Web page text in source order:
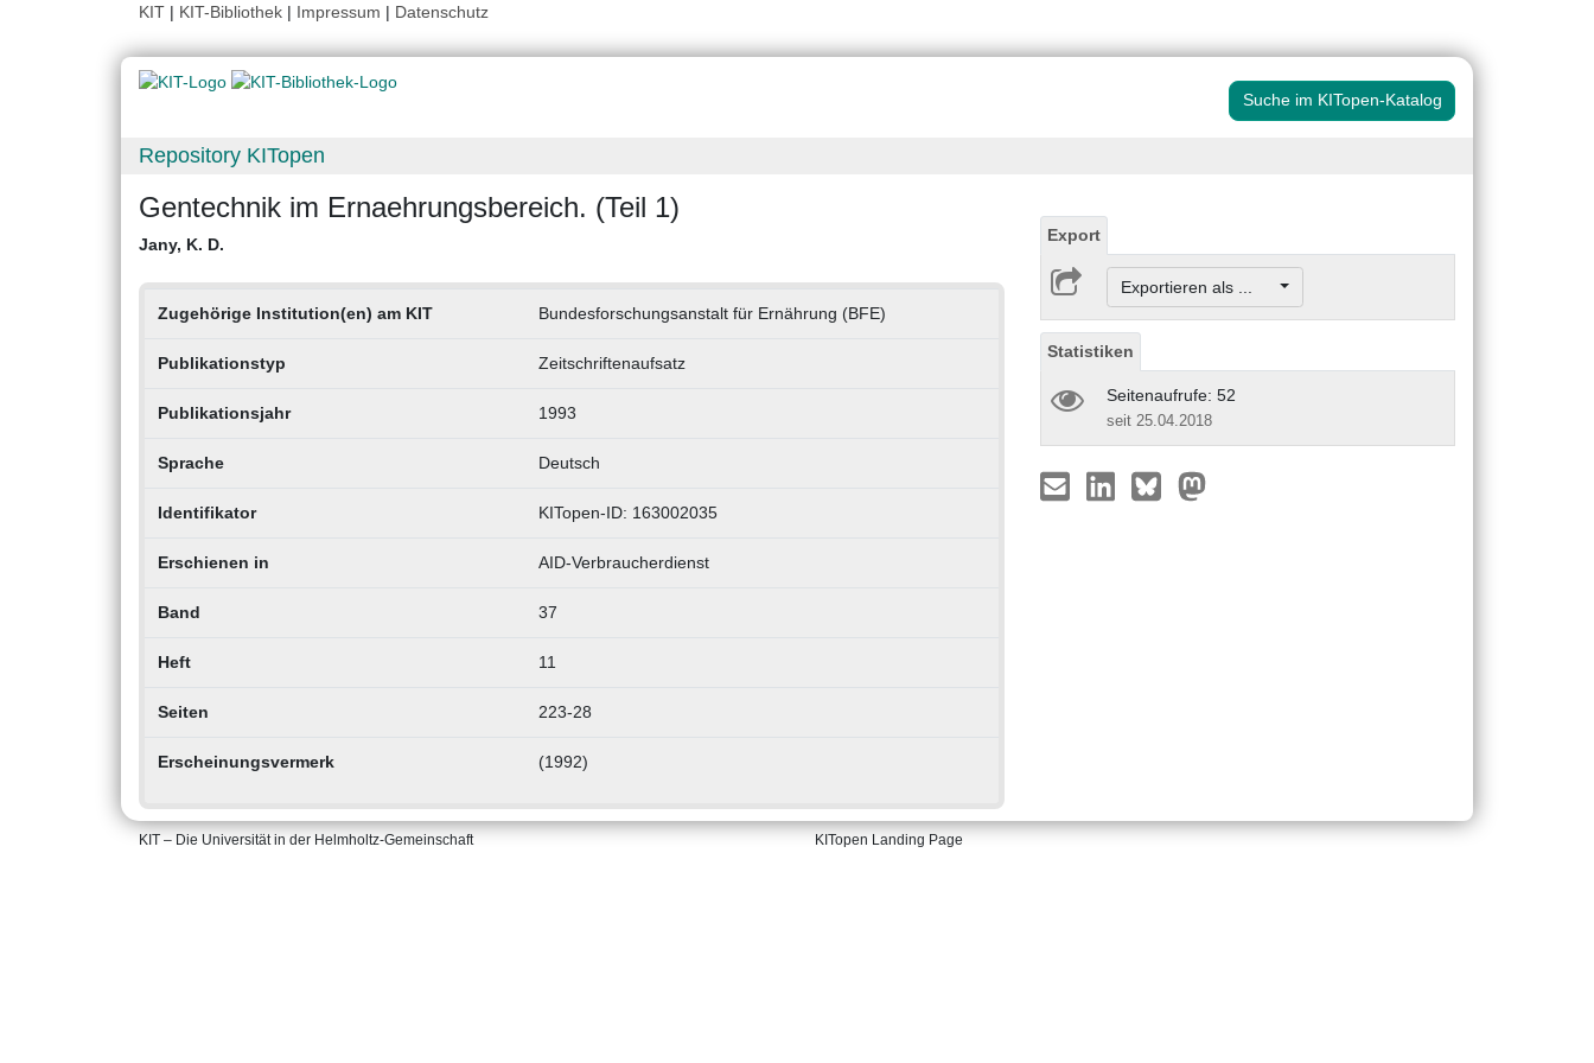
KIT | KIT-Bibliothek | Impressum | Datenschutz
Suche im KITopen-Katalog
Repository KITopen
Gentechnik im Ernaehrungsbereich. (Teil 1)
Jany, K. D.
Zugehörige Institution(en) am KIT Bundesforschungsanstalt für Ernährung (BFE)
Publikationstyp Zeitschriftenaufsatz
Publikationsjahr 1993
Sprache Deutsch
Identifikator KITopen-ID: 163002035
Erschienen in AID-Verbraucherdienst
Band 37
Heft 11
Seiten 223-28
Erscheinungsvermerk (1992)
Export
Exportieren als ...
Statistiken
Seitenaufrufe: 52
seit 25.04.2018
KIT – Die Universität in der Helmholtz-Gemeinschaft KITopen Landing Page